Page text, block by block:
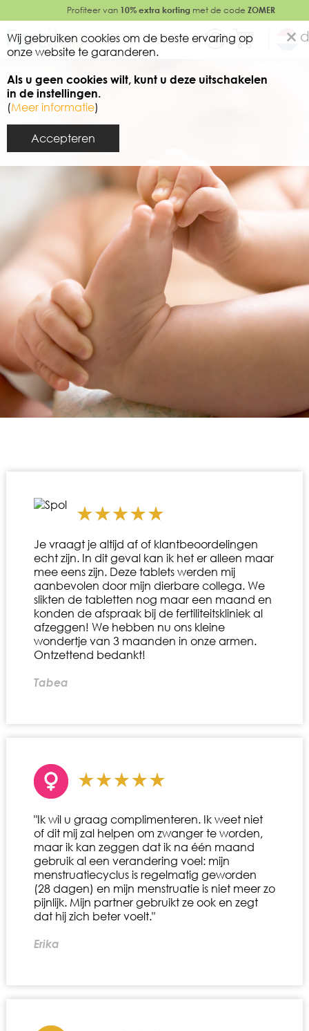
Profiteer van 10% extra korting met de code ZOMER
Je vraagt je altijd af of klantbeoordelingen
echt zijn. In dit geval kan ik het er alleen maar
mee eens zijn. Deze tablets werden mij
aanbevolen door mijn dierbare collega. We
slikten de tabletten nog maar een maand en
konden de afspraak bij de fertiliteitskliniek al
afzeggen! We hebben nu ons kleine
wondertje van 3 maanden in onze armen.
Ontzettend bedankt!
Tabea
"Ik wil u graag complimenteren. Ik weet niet
of dit mij zal helpen om zwanger te worden,
maar ik kan zeggen dat ik na één maand
gebruik al een verandering voel: mijn
menstruatiecyclus is regelmatig geworden
(28 dagen) en mijn menstruatie is niet meer zo
pijnlijk. Mijn partner gebruikt ze ook en zegt
dat hij zich beter voelt."
Erika
Wij gebruiken cookies om de beste ervaring op
onze website te garanderen.
Als u geen cookies wilt, kunt u deze uitschakelen
in de instellingen.
(Meer informatie)
Accepteren